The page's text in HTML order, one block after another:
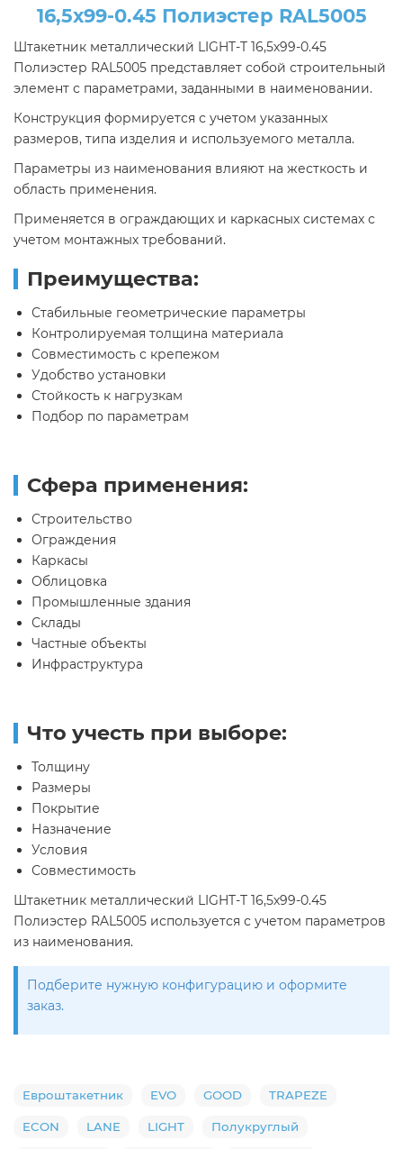
16,5х99-0.45 Полиэстер RAL5005
Штакетник металлический LIGHT-T 16,5х99-0.45
Полиэстер RAL5005 представляет собой строительный
элемент с параметрами, заданными в наименовании.
Конструкция формируется с учетом указанных
размеров, типа изделия и используемого металла.
Параметры из наименования влияют на жесткость и
область применения.
Применяется в ограждающих и каркасных системах с
учетом монтажных требований.
Преимущества:
Стабильные геометрические параметры
Контролируемая толщина материала
Совместимость с крепежом
Удобство установки
Стойкость к нагрузкам
Подбор по параметрам
Сфера применения:
Строительство
Ограждения
Каркасы
Облицовка
Промышленные здания
Склады
Частные объекты
Инфраструктура
Что учесть при выборе:
Толщину
Размеры
Покрытие
Назначение
Условия
Совместимость
Штакетник металлический LIGHT-T 16,5х99-0.45
Полиэстер RAL5005 используется с учетом параметров
из наименования.
Подберите нужную конфигурацию и оформите
заказ.
Евроштакетник EVO GOOD TRAPEZE
ECON LANE LIGHT Полукруглый